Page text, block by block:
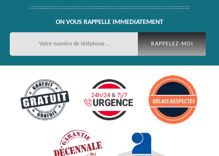
ON VOUS RAPPELLE IMMEDIATEMENT